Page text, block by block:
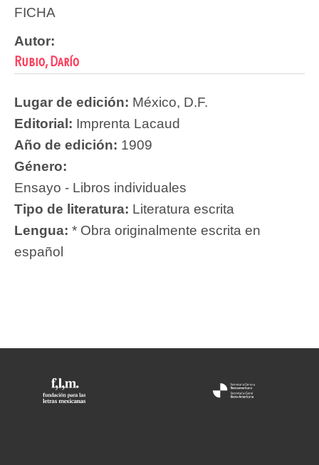
FICHA
Autor:
Rubio, Darío
Lugar de edición: México, D.F.
Editorial: Imprenta Lacaud
Año de edición: 1909
Género:
Ensayo - Libros individuales
Tipo de literatura: Literatura escrita
Lengua: * Obra originalmente escrita en
español